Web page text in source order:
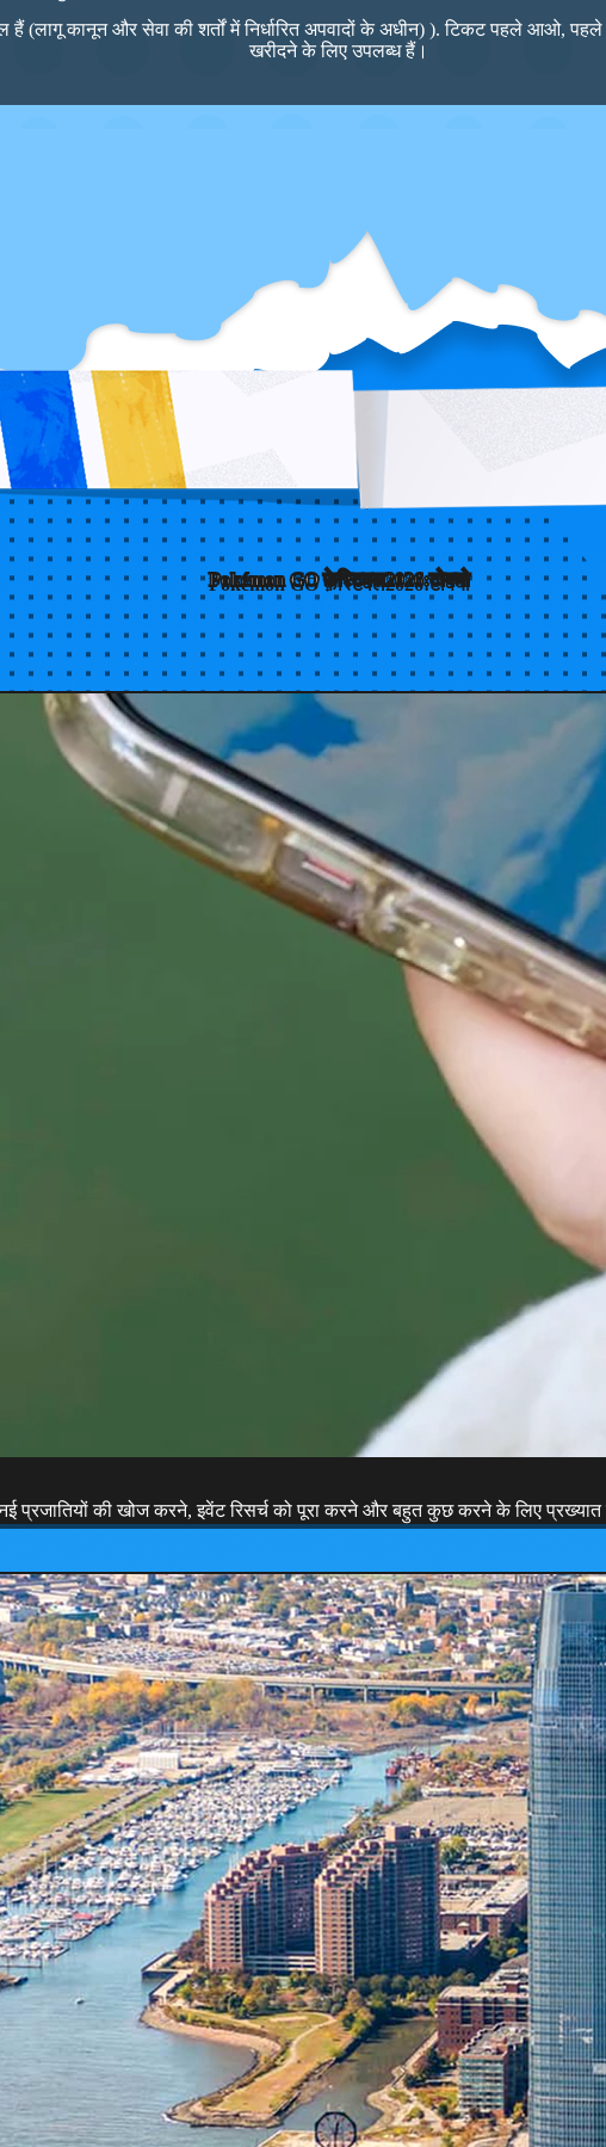
(लागू कानून और सेवा की शर्तों में निर्धारित अपवादों के अधीन) ). टिकट पहले आओ,
खरीदने के लिए उपलब्ध हैं।
Pokémon GO फ़ेस्टिवल2026:टोक्यो
प्रजातियों की खोज करने, इवेंट रिसर्च को पूरा करने और बहुत कुछ करने के लिए